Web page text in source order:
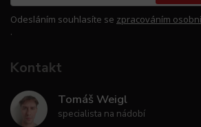
Odesláním souhlasíte se zpracováním
.
Kontakt
Tomáš Weigl
specialista na nádobí